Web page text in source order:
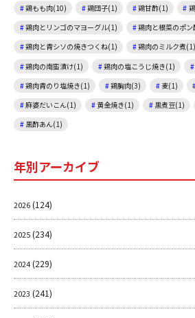
鶏もも肉(10)
鶏団子(1) 鶏甘酢(1)
鶏肉とリンゴのマヨーグル(1)
鶏肉と根菜のポ
鶏肉と青シソの焼きつくね(1)
鶏肉のミルク煮(1)
鶏肉の南蛮漬け(1)
鶏肉の塩こうじ焼き(1)
鶏肉青のり塩焼き(1)
鶏胸肉(3) 麦(1)
麻婆だいこん(1)
黄金焼き(1) 黒煮豆(1)
黒酢あん(1)
年別アーカイブ
2026(124)
2025(234)
2024(229)
2023 (241)